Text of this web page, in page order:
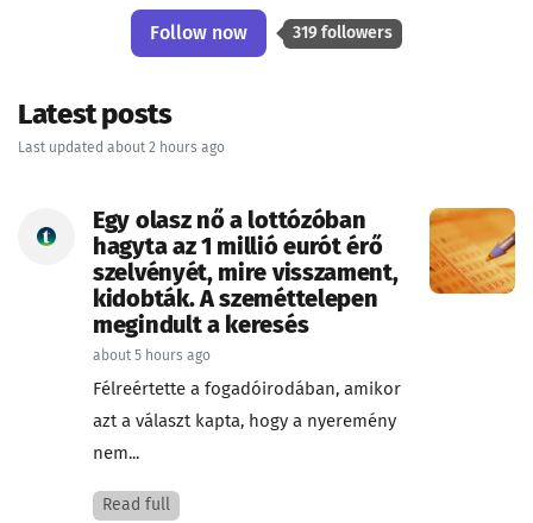
Follow now 319 followers
Latest posts
Last updated about 2 hours ago
Egy olasz nő a lottózóban
hagyta az 1 millió eurót érő
szelvényét, mire visszament,
kidobták. A szeméttelepen
megindult a keresés
about 5 hours ago
Félreértette a fogadóirodában, amikor
azt a választ kapta, hogy a nyeremény
nem...
Read full